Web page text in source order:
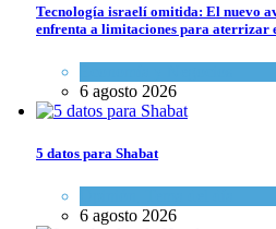
Tecnología israelí omitida: El nuevo
enfrenta a limitaciones para aterrizar
6 agosto 2026
5 datos para Shabat
6 agosto 2026